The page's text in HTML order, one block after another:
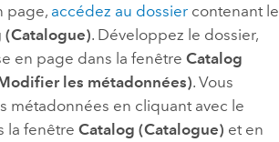
page, accédez au dossier contenant le
(Catalogue). Développez le dossier,
en page dans la fenêtreCatalog
les métadonnées). Vous
métadonnées en cliquant avec le
la fenêtreCatalog (Catalogue) et en